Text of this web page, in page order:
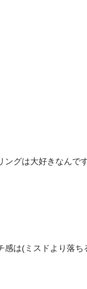
グは大好きなんで
感は(ミスドより落